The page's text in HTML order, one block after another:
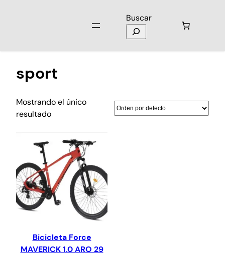
Buscar
sport
Mostrando el único
resultado
Bicicleta Force
MAVERICK 1.0 ARO 29